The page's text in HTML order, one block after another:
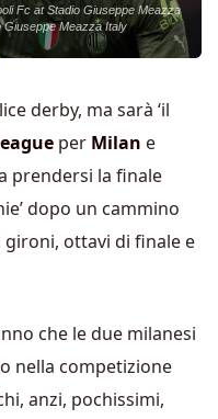
Fc at Stadio Giuseppe Meazza
Giuseppe Meazza Italy
derby, ma sarà ‘il
per Milan e
prendersi la finale
dopo un cammino
ottavi di finale e
che le due milanesi
nella competizione
anzi, pochissimi,